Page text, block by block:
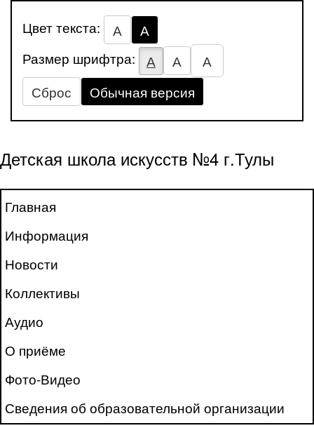
Цвет текста: А
А
Размер шрифтра:
А А
А
Сброс
Обычная версия
Детская школа искусств №4 г.Тулы
Главная
Информация
Новости
Коллективы
Аудио
О приёме
Фото-Видео
Сведения об образовательной организации